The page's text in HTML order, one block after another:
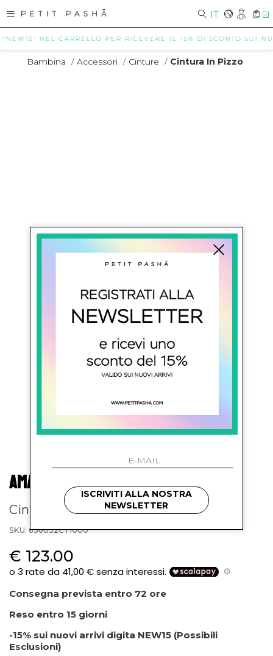
IT 0
NEL CARRELLO PER RICEVERE IL 15% DI SCONTO SUI
Bambina / Accessori / Cinture / Cintura In Pizzo
AMAYA KIDS
Cintura in pizzo
SKU: 636032CT1000
€ 123.00
Consegna prevista entro 72 ore
Reso entro 15 giorni
-15% sui nuovi arrivi digita NEW15 (Possibili
Esclusioni)
ISCRIVITI ALLA NOSTRA
NEWSLETTER